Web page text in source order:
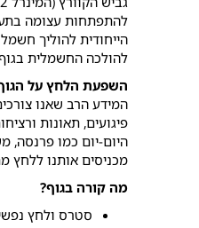
להתפתחות עצומה
הייחודית להוליך
להולכה החשמלית
השפעת הלחץ על
המידע הרב שאנו
פיגועים, תאונות
היום-יום כמו פרנסה,
מכניסים אותנו ללחץ
מה קורה בגוף?
סטרס ולחץ